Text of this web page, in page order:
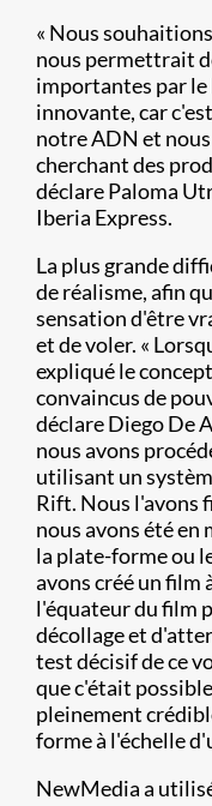
« Nous
nous permettrait
importantes par
innovante, car
notre ADN et
cherchant des
déclare Paloma
Iberia Express.
La plus grande
de réalisme, afin
sensation d'être
et de voler. «
expliqué le
convaincus de
déclare Diego De
nous avons
utilisant un
Rift. Nous l'avons
nous avons été en
la plate-forme ou
avons créé un film
l'équateur du film
décollage et
test décisif de ce
que c'était
pleinement
forme à l'échelle
NewMedia a